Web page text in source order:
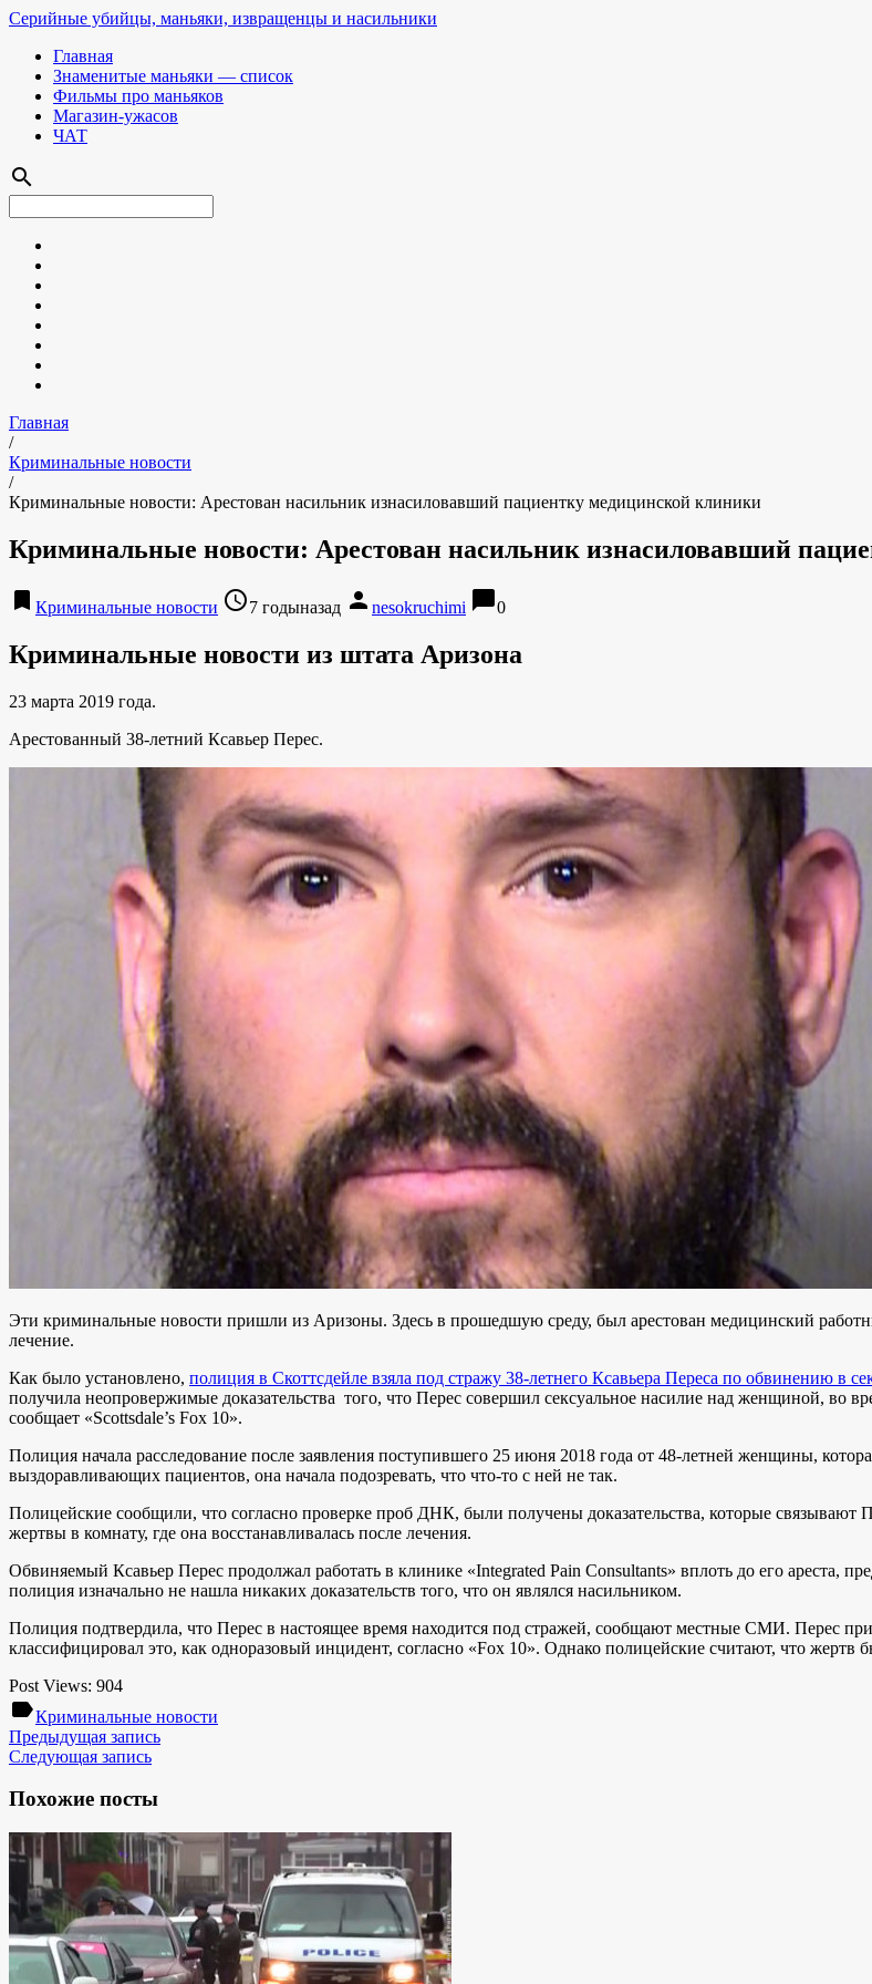
Серийные убийцы, маньяки, извращенцы и насильники
Главная
Знаменитые маньяки — список
Фильмы про маньяков
Магазин-ужасов
ЧАТ
search
Главная
/
Криминальные новости
/
Криминальные новости: Арестован насильник изнасиловавший пациентку медицинской клиники
Криминальные новости: Арестован насильник изнасиловавший
bookmark Криминальные новости access_time7 годыназад person nesokruchimi chat_bubble0
Криминальные новости из штата Аризона
23 марта 2019 года.
Арестованный 38-летний Ксавьер Перес.
Эти криминальные новости пришли из Аризоны. Здесь в прошедшую среду, был арестован медицинский
лечение.
Как было установлено, полиция в Скоттсдейле взяла под стражу 38-летнего Ксавьера Переса по обвинению в
получила неопровержимые доказательства того, что Перес совершил сексуальное насилие над женщиной, во
сообщает «Scottsdale’s Fox 10».
Полиция начала расследование после заявления поступившего 25 июня 2018 года от 48-летней женщины,
выздоравливающих пациентов, она начала подозревать, что что-то с ней не так.
Полицейские сообщили, что согласно проверке проб ДНК, были получены доказательства, которые
жертвы в комнату, где она восстанавливалась после лечения.
Обвиняемый Ксавьер Перес продолжал работать в клинике «Integrated Pain Consultants» вплоть до его ареста,
полиция изначально не нашла никаких доказательств того, что он являлся насильником.
Полиция подтвердила, что Перес в настоящее время находится под стражей, сообщают местные СМИ. Перес
классифицировал это, как одноразовый инцидент, согласно «Fox 10». Однако полицейские считают, что жертв
Post Views: 904
labelКриминальные новости
Предыдущая запись
Следующая запись
Похожие посты